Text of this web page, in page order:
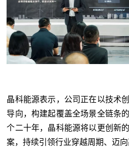
晶科能源表示，公司正在以技术
导向，构建起覆盖全场景全链条
个二十年，晶科能源将以更创新
案，持续引领行业穿越周期、迈向